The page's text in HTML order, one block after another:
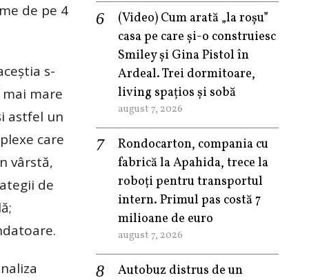
de pe 4
s-
mare
astfel un
care
vârstă,
de
(Video) Cum arată „la roşu”
casa pe care şi-o construiesc
Smiley şi Gina Pistol în
Ardeal. Trei dormitoare,
living spațios și sobă
august 7, 2026
Rondocarton, compania cu
fabrică la Apahida, trece la
roboți pentru transportul
intern. Primul pas costă 7
milioane de euro
august 7, 2026
Autobuz distrus de un